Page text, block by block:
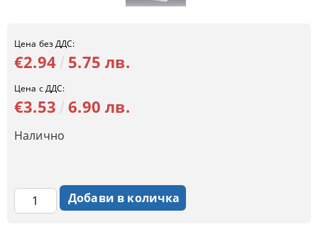
Цена без ДДС:
€2.94 5.75 лв.
Цена с ДДС:
€3.53 6.90 лв.
Налично